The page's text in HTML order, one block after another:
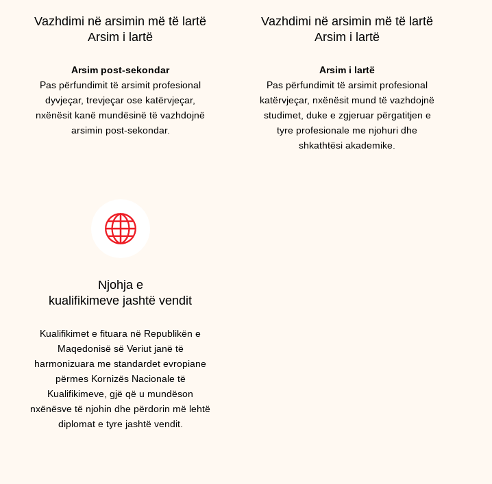
Vazhdimi në arsimin më të lartë
Arsim i lartë
Arsim post-sekondar
Pas përfundimit të arsimit profesional
dyvjeçar, trevjeçar ose katërvjeçar,
nxënësit kanë mundësinë të vazhdojnë
arsimin post-sekondar.
Vazhdimi në arsimin më të lartë
Arsim i lartë
Arsim i lartë
Pas përfundimit të arsimit profesional
katërvjeçar, nxënësit mund të vazhdojnë
studimet, duke e zgjeruar përgatitjen e
tyre profesionale me njohuri dhe
shkathtësi akademike.
Njohja e
kualifikimeve jashtë vendit
Kualifikimet e fituara në Republikën e
Maqedonisë së Veriut janë të
harmonizuara me standardet evropiane
përmes Kornizës Nacionale të
Kualifikimeve, gjë që u mundëson
nxënësve të njohin dhe përdorin më lehtë
diplomat e tyre jashtë vendit.